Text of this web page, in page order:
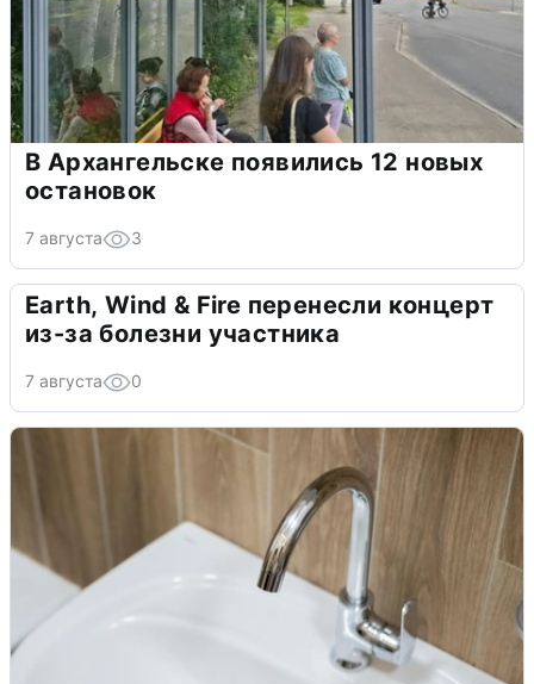
В Архангельске появились 12 новых
остановок
7 августа 3
Earth, Wind & Fire перенесли концерт
из-за болезни участника
7 августа 0